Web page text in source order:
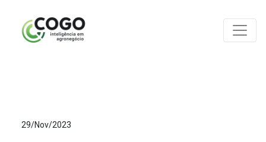
29/Nov/2023